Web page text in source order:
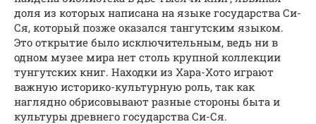
доля из которых написана на языке государства Си-
Ся, который позже оказался тангутским языком.
Это открытие было исключительным, ведь ни в
одном музее мира нет столь крупной коллекции
тунгутских книг. Находки из Хара-Хото играют
важную историко-культурную роль, так как
наглядно обрисовывают разные стороны быта и
культуры древнего государства Си-Ся.